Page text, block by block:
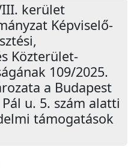
kerület
Képviselő-
Közterület-
109/2025.
a Budapest
u. 5. szám alatti
támogatások